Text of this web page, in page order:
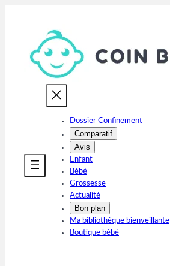
contenu
Dossier Confinement
Comparatif
Avis
Enfant
Bébé
Grossesse
Actualité
Bon plan
Ma bibliothèque bienveillante
Boutique bébé